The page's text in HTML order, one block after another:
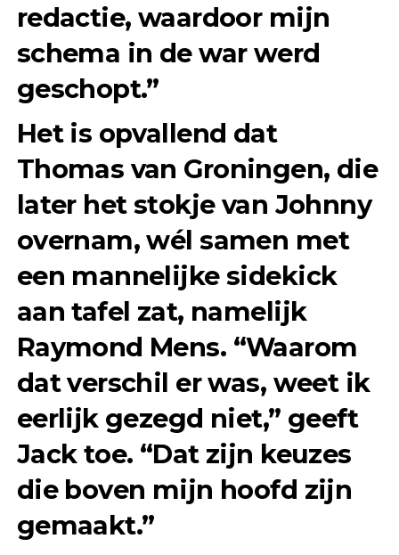
redactie, waardoor mijn
schema in de war werd
geschopt.”
Het is opvallend dat
Thomas van Groningen, die
later het stokje van Johnny
overnam, wél samen met
een mannelijke sidekick
aan tafel zat, namelijk
Raymond Mens. “Waarom
dat verschil er was, weet ik
eerlijk gezegd niet,” geeft
Jack toe. “Dat zijn keuzes
die boven mijn hoofd zijn
gemaakt.”